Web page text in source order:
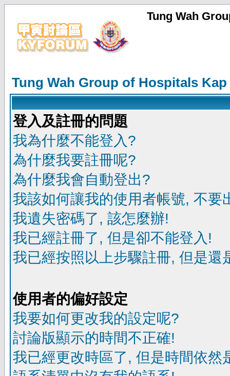
Tung Wah
Tung Wah Group of Hospitals
登入及註冊的問題
我為什麼不能登入?
為什麼我要註冊呢?
為什麼我會自動登出?
我該如何讓我的使用者帳號, 不要
我遺失密碼了, 該怎麼辦!
我已經註冊了, 但是卻不能登入!
我已經按照以上步驟註冊, 但是還
使用者的偏好設定
我要如何更改我的設定呢?
討論版顯示的時間不正確!
我已經更改時區了, 但是時間依然